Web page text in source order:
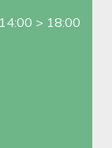
14:00 > 18:00